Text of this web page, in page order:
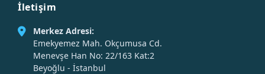
İletişim
Merkez Adresi:
Emekyemez Mah. Okçumusa Cd.
Menevşe Han No: 22/163 Kat:2
Beyoğlu - İstanbul